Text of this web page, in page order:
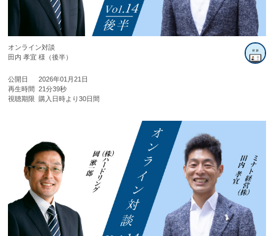
オンライン対談
田内 孝宜 様（後半）
公開日
2026年01月21日
再生時間
21分39秒
視聴期限
購入日時より30日間